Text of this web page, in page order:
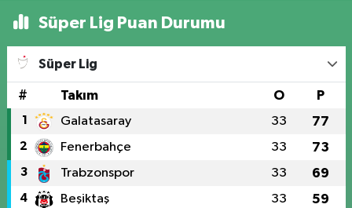
Süper Lig Puan Durumu
Süper Lig
# Takım O P
1 Galatasaray 33 77
2 Fenerbahçe 33 73
3 Trabzonspor 33 69
4 Beşiktaş 33 59